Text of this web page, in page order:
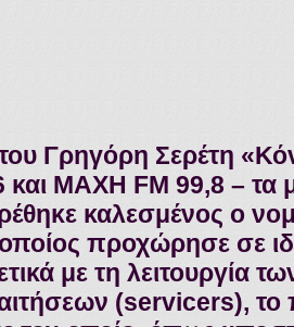
Γρηγόρη Σερέτη
και ΜΑΧΗ FM 99,8 – τα
καλεσμένος ο
προχώρησε σε
με τη λειτουργία
(servicers),